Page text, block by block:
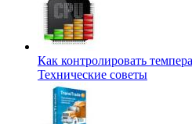
Как контролировать
Технические советы